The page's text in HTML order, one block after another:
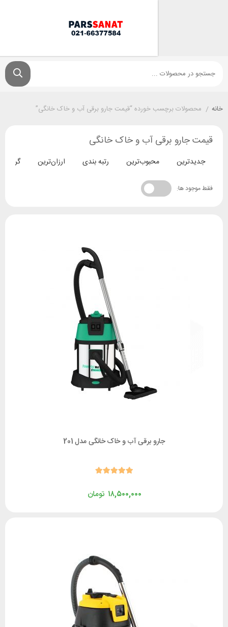
برچسب خورده “قیمت جارو برقی آب و خاک خانگی”
برقی آب و خاک خانگی
محبوب‌ترین رتبه بندی ارزان‌ترین گران‌ترین
ها:
جارو برقی آب و خاک خانگی مدل 201
تومان